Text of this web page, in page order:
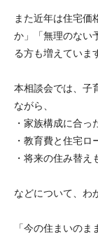
また近年は住宅価
か」「無理のない
る方も増えていま
本相談会では、子
ながら、
・家族構成に合っ
・教育費と住宅ロ
・将来の住み替
などについて、わ
「今の住まいのま